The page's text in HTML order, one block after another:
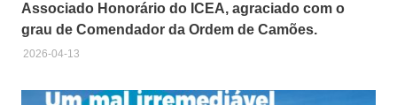
Associado Honorário do ICEA, agraciado com o
grau de Comendador da Ordem de Camões.
2026-04-13